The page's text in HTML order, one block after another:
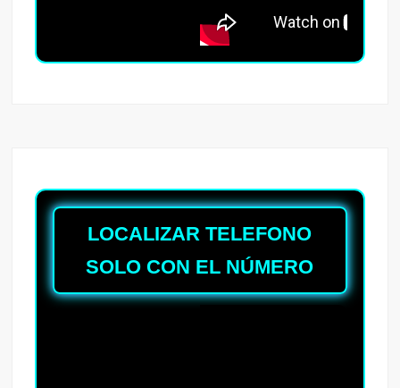
LOCALIZAR TELEFONO
SOLO CON EL NÚMERO